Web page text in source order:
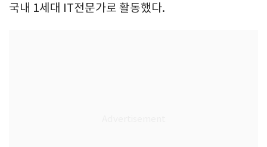
국내 1세대 IT전문가로 활동했다.